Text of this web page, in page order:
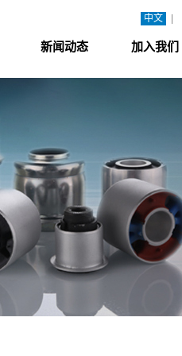
中文
新闻动态 加入我们